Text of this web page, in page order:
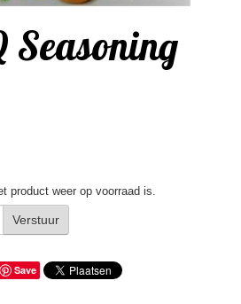
Seasoning
product weer op voorraad is.
Verstuur
Save